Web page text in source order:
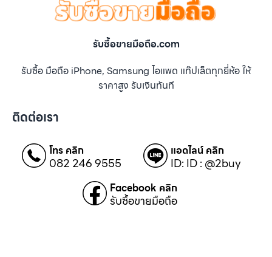
รับซื้อขายมือถือ.com
รับซื้อ มือถือ iPhone, Samsung ไอแพด แท๊ปเล็ตทุกยี่ห้อ ให้
ราคาสูง รับเงินทันที
ติดต่อเรา
โทร คลิก
082 246 9555
แอดไลน์ คลิก
ID: ID : @2buy
Facebook คลิก
รับซื้อขายมือถือ